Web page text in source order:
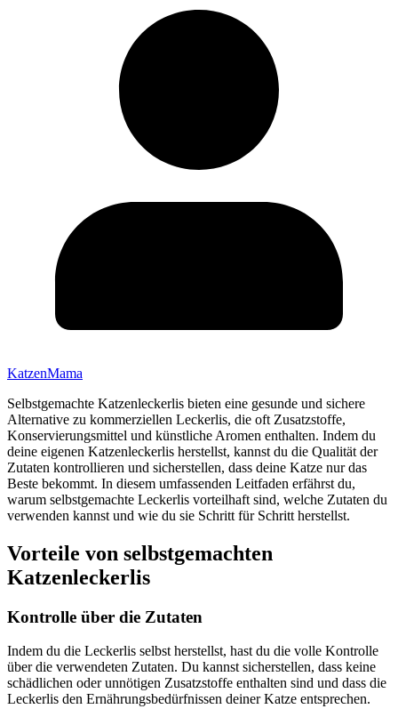
KatzenMama
Selbstgemachte Katzenleckerlis bieten eine gesunde und sichere
Alternative zu kommerziellen Leckerlis, die oft Zusatzstoffe,
Konservierungsmittel und künstliche Aromen enthalten. Indem du
deine eigenen Katzenleckerlis herstellst, kannst du die Qualität der
Zutaten kontrollieren und sicherstellen, dass deine Katze nur das
Beste bekommt. In diesem umfassenden Leitfaden erfährst du,
warum selbstgemachte Leckerlis vorteilhaft sind, welche Zutaten du
verwenden kannst und wie du sie Schritt für Schritt herstellst.
Vorteile von selbstgemachten
Katzenleckerlis
Kontrolle über die Zutaten
Indem du die Leckerlis selbst herstellst, hast du die volle Kontrolle
über die verwendeten Zutaten. Du kannst sicherstellen, dass keine
schädlichen oder unnötigen Zusatzstoffe enthalten sind und dass die
Leckerlis den Ernährungsbedürfnissen deiner Katze entsprechen.